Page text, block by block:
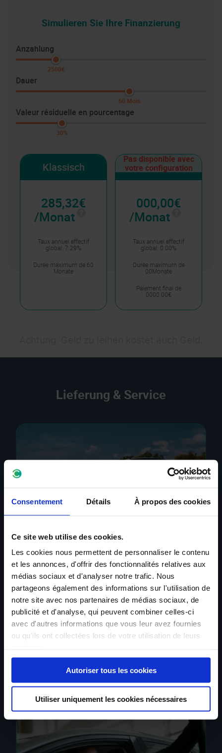
Consentement Détails À propos des cookies
Ce site web utilise des cookies.
Les cookies nous permettent de personnaliser le contenu
et les annonces, d'offrir des fonctionnalités relatives aux
médias sociaux et d'analyser notre trafic. Nous
partageons également des informations sur l'utilisation de
notre site avec nos partenaires de médias sociaux, de
publicité et d'analyse, qui peuvent combiner celles-ci
avec d'autres informations que vous leur avez fournies
ou qu'ils ont collectées lors de votre utilisation de leurs
Autoriser tous les cookies
Utiliser uniquement les cookies nécessaires
Simulieren Sie Ihre Finanzierung
Anzahlung
2500€
Dauer
60 Mois
Valeur résiduelle en pourcentage
30%
Klassisch
285,32€
/Monat
Taux annuel effectif
global: 7.29%
Durée maximum de 60
Monate
BALLON
000,00€
/Monat
Taux annuel effectif
global: 0.00%
Durée maximum de
00Monate
Paiement final de
0000.00€
Lieferung & Service
Lieferung nach Hause
Hauszustellung in Belgien, Deutschland, Frankreich,
Luxemburg, den Niederlanden und Italien durch einen
fachkundigen Fahrer.
Berechnen Sie Ihre Transportkosten.
150€